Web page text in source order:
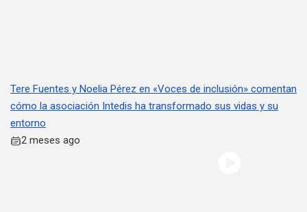
Tere Fuentes y Noelia Pérez en «Voces de inclusión» comentan
cómo la asociación Intedis ha transformado sus vidas y su
entorno
2 meses ago